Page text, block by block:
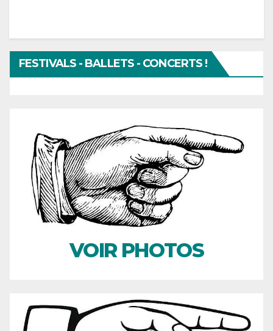
FESTIVALS - BALLETS - CONCERTS !
VOIR PHOTOS